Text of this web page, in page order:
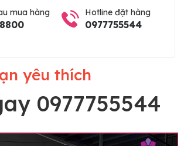
mua hàng Hotline đặt hàng
0977755544
yêu thích
0977755544